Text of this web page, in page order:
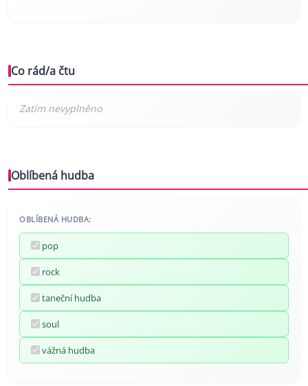
Co rád/a čtu
Oblíbená hudba
OBLÍBENÁ HUDBA:
pop
rock
taneční hudba
soul
vážná hudba